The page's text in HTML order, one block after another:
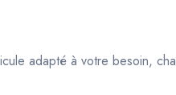
adapté à votre besoin,